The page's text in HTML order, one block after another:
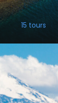
15 tours